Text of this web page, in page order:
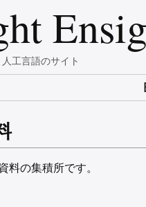
工言語のサイト
料の集積所です。